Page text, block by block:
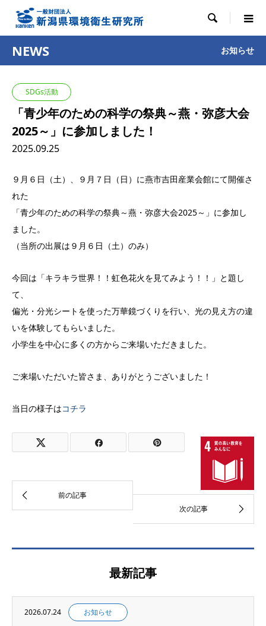

NEWS お知らせ
SDGs活動
「青少年のための科学の祭典～燕・弥彦大会
2025～」に参加しました！
2025.09.25
９月６日（土）、９月７日（日）に燕市吉田産業会館にて開催さ
れた
「青少年のための科学の祭典～燕・弥彦大会2025～」に参加し
ました。
（当所の出展は９月６日（土）のみ）
今回は「キラキラ世界！！虹色花火を見てみよう！！」と題し
て、
偏光・分光シートを使った万華鏡づくりを行い、光の見え方の違
いを体験してもらいました。
小学生を中心に多くの方からご来場いただきました。
ご来場いただいた皆さま、ありがとうございました！
当日の様子はコチラ
最新記事
2026.07.24 お知らせ